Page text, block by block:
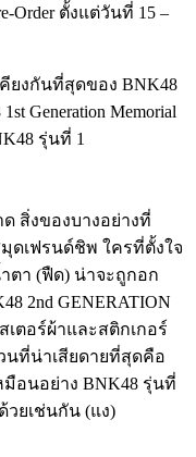
Order ตั้งแต่วันที่ 15 –
ยงกันที่สุดของ BNK48
Generation Memorial
รุ่นที่ 1
สิ่งของบางอย่างที่
ดเฟรนด์ชิพ ใครที่ตั้งใจ
ตา (ฟืด) น่าจะถูกอก
2nd GENERATION
เตอร์ผ้าและสติกเกอร์
นที่น่าเสียดายที่สุดคือ
มือนอย่าง BNK48 รุ่นที่
วยเช่นกัน (แง)